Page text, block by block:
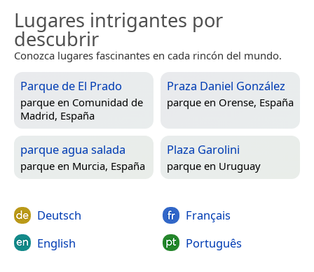
Lugares intrigantes por
descubrir
Conozca lugares fascinantes en cada rincón del mundo.
Parque de El Prado
parque en Comunidad de
Madrid, España
Praza Daniel González
parque en Orense, España
parque agua salada
parque en Murcia, España
Plaza Garolini
parque en Uruguay
Deutsch
English
Français
Português